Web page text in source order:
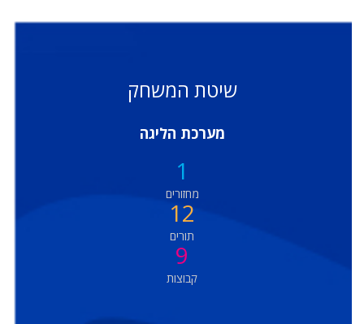
שיטת המשחק
מערכת הליגה
1
מחזורים
12
תורים
9
קבוצות